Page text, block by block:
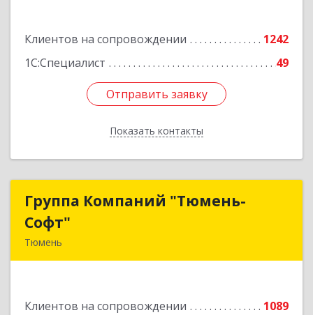
Клиентов на сопровождении
1242
1С:Специалист
49
Отправить заявку
Показать контакты
Отправить заявку
Назад
Группа Компаний "Тюмень-
Софт"
Тюмень
Клиентов на сопровождении
1089
Группа Компаний "Тюмень-
Подробнее